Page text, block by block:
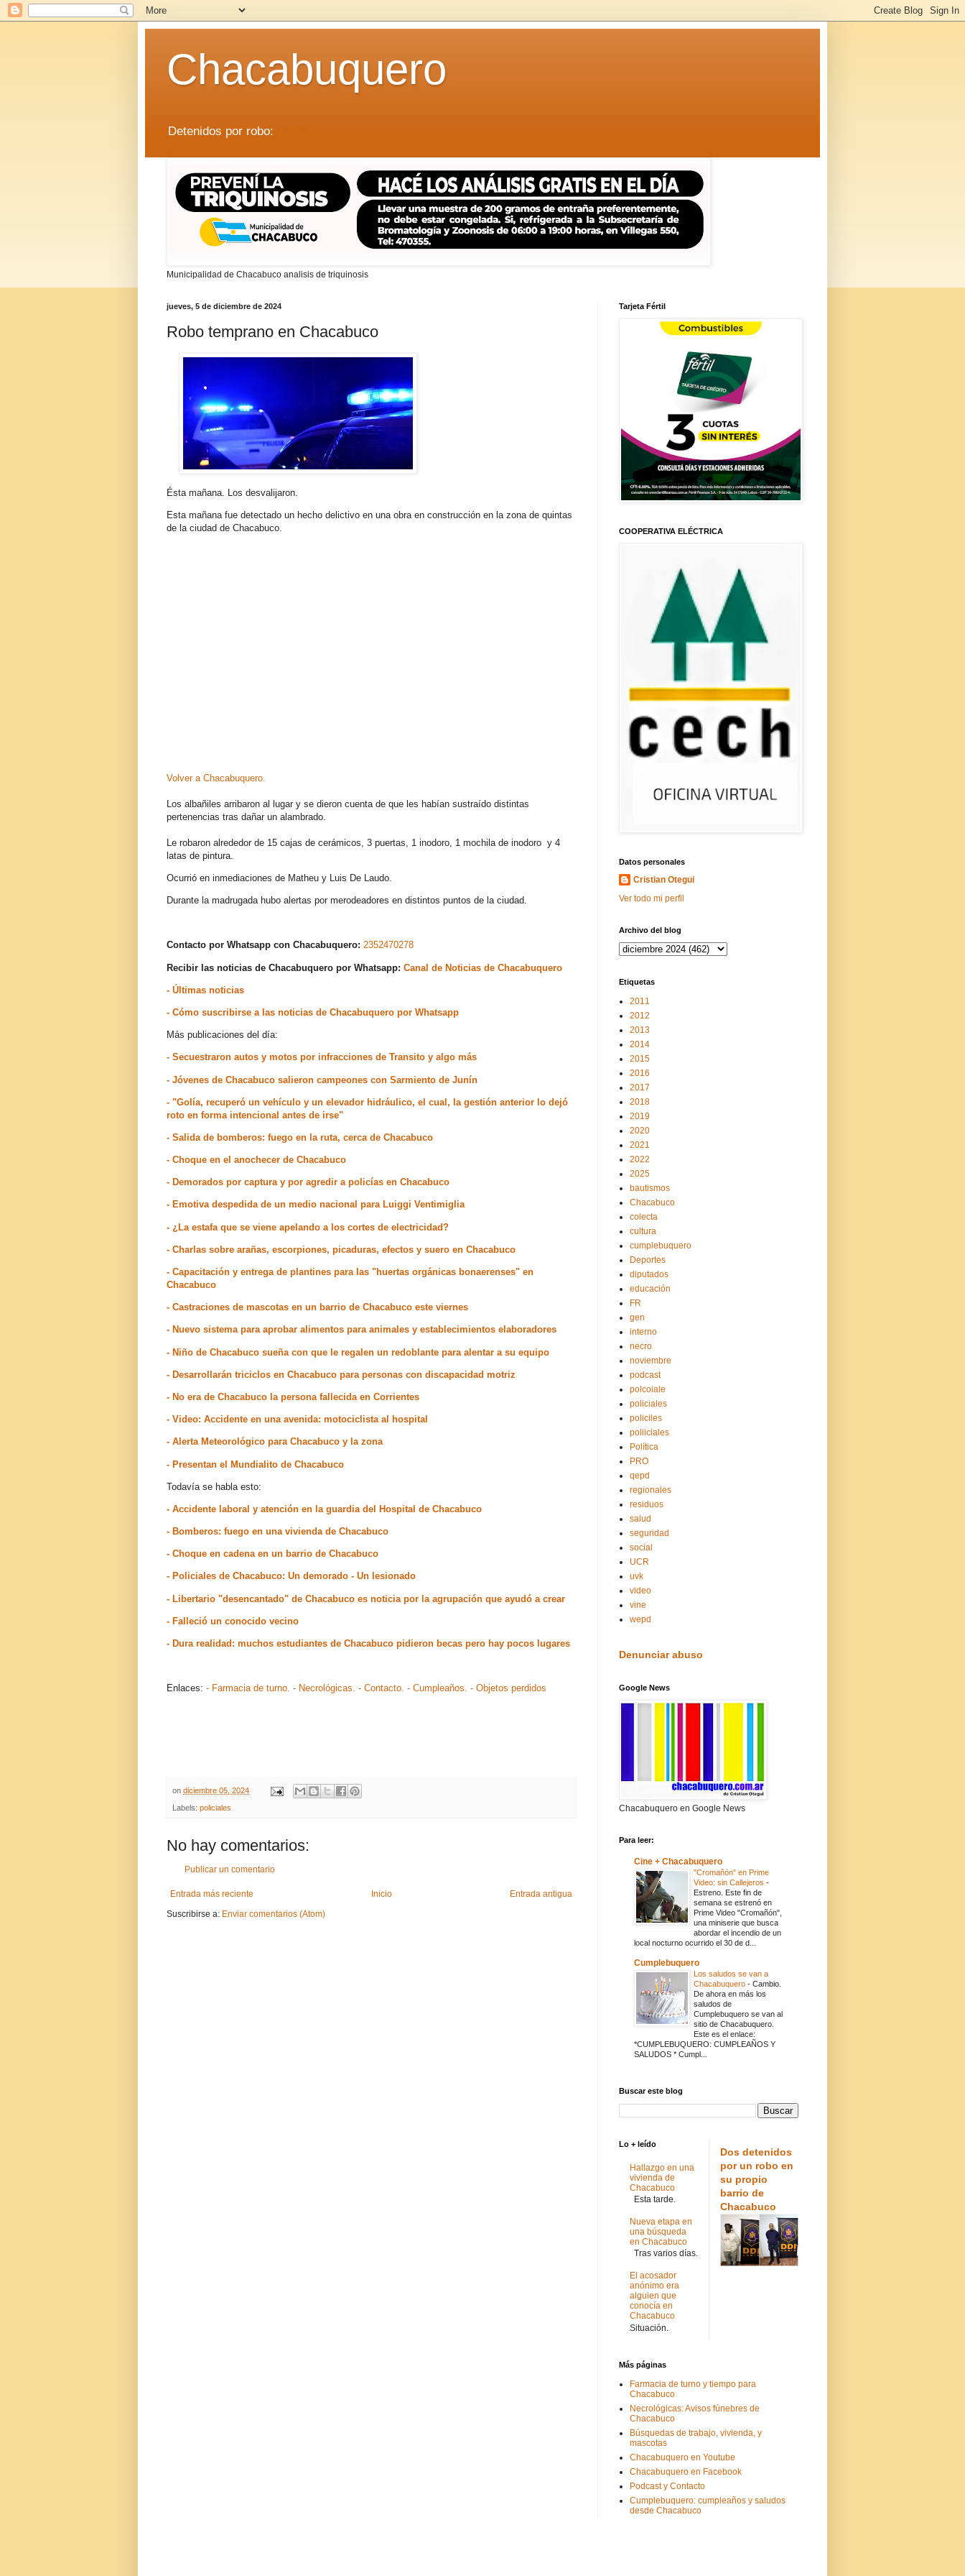
Chacabuquero
Detenidos por robo:
Municipalidad de Chacabuco analisis de triquinosis
jueves, 5 de diciembre de 2024
Robo temprano en Chacabuco
Ésta mañana. Los desvalijaron.
Esta mañana fue detectado un hecho delictivo en una obra en construcción en la zona de quintas
de la ciudad de Chacabuco.
Volver a Chacabuquero.
Los albañiles arribaron al lugar y se dieron cuenta de que les habían sustraído distintas
pertenencias tras dañar un alambrado.
Le robaron alrededor de 15 cajas de cerámicos, 3 puertas, 1 inodoro, 1 mochila de inodoro y 4
latas de pintura.
Ocurrió en inmediaciones de Matheu y Luis De Laudo.
Durante la madrugada hubo alertas por merodeadores en distintos puntos de la ciudad.
Contacto por Whatsapp con Chacabuquero: 2352470278
Recibir las noticias de Chacabuquero por Whatsapp: Canal de Noticias de Chacabuquero
- Últimas noticias
- Cómo suscribirse a las noticias de Chacabuquero por Whatsapp
Más publicaciones del día:
- Secuestraron autos y motos por infracciones de Transito y algo más
- Jóvenes de Chacabuco salieron campeones con Sarmiento de Junín
- "Golía, recuperó un vehículo y un elevador hidráulico, el cual, la gestión anterior lo dejó
roto en forma intencional antes de irse"
- Salida de bomberos: fuego en la ruta, cerca de Chacabuco
- Choque en el anochecer de Chacabuco
- Demorados por captura y por agredir a policías en Chacabuco
- Emotiva despedida de un medio nacional para Luiggi Ventimiglia
- ¿La estafa que se viene apelando a los cortes de electricidad?
- Charlas sobre arañas, escorpiones, picaduras, efectos y suero en Chacabuco
- Capacitación y entrega de plantines para las "huertas orgánicas bonaerenses" en
Chacabuco
- Castraciones de mascotas en un barrio de Chacabuco este viernes
- Nuevo sistema para aprobar alimentos para animales y establecimientos elaboradores
- Niño de Chacabuco sueña con que le regalen un redoblante para alentar a su equipo
- Desarrollarán triciclos en Chacabuco para personas con discapacidad motriz
- No era de Chacabuco la persona fallecida en Corrientes
- Video: Accidente en una avenida: motociclista al hospital
- Alerta Meteorológico para Chacabuco y la zona
- Presentan el Mundialito de Chacabuco
Todavía se habla esto:
- Accidente laboral y atención en la guardia del Hospital de Chacabuco
- Bomberos: fuego en una vivienda de Chacabuco
- Choque en cadena en un barrio de Chacabuco
- Policiales de Chacabuco: Un demorado - Un lesionado
- Libertario "desencantado" de Chacabuco es noticia por la agrupación que ayudó a crear
- Falleció un conocido vecino
- Dura realidad: muchos estudiantes de Chacabuco pidieron becas pero hay pocos lugares
Enlaces: - Farmacia de turno. - Necrológicas. - Contacto. - Cumpleaños. - Objetos perdidos
on diciembre 05, 2024
Labels: policiales
No hay comentarios:
Publicar un comentario
Entrada más reciente Entrada antigua
Inicio
Suscribirse a: Enviar comentarios (Atom)
Tarjeta Fértil
COOPERATIVA ELÉCTRICA
Datos personales
Cristian Otegui
Ver todo mi perfil
Archivo del blog
Etiquetas
2011
2012
2013
2014
2015
2016
2017
2018
2019
2020
2021
2022
2025
bautismos
Chacabuco
colecta
cultura
cumplebuquero
Deportes
diputados
educación
FR
gen
interno
necro
noviembre
podcast
polcoiale
policiales
policiles
poliiciales
Política
PRO
qepd
regionales
residuos
salud
seguridad
social
UCR
uvk
video
vine
wepd
Denunciar abuso
Google News
Chacabuquero en Google News
Para leer:
Cine + Chacabuquero
"Cromañón" en Prime
Video: sin Callejeros -
Estreno. Este fin de
semana se estrenó en
Prime Video "Cromañón",
una miniserie que busca
abordar el incendio de un
local nocturno ocurrido el 30 de d...
Cumplebuquero
Los saludos se van a
Chacabuquero - Cambio.
De ahora en más los
saludos de
Cumplebuquero se van al
sitio de Chacabuquero.
Este es el enlace:
*CUMPLEBUQUERO: CUMPLEAÑOS Y
SALUDOS * Cumpl...
Buscar este blog
Lo + leído
Hallazgo en una
vivienda de
Chacabuco
Esta tarde.
Nueva etapa en
una búsqueda
en Chacabuco
Tras varios días.
El acosador
anónimo era
alguien que
conocía en
Chacabuco
Situación.
Dos detenidos
por un robo en
su propio
barrio de
Chacabuco
Más páginas
Farmacia de turno y tiempo para
Chacabuco
Necrológicas: Avisos fúnebres de
Chacabuco
Búsquedas de trabajo, vivienda, y
mascotas
Chacabuquero en Youtube
Chacabuquero en Facebook
Podcast y Contacto
Cumplebuquero: cumpleaños y saludos
desde Chacabuco